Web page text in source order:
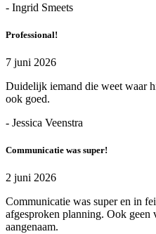
- Ingrid Smeets
Professional!
7 juni 2026
Duidelijk iemand die weet waar
ook goed.
- Jessica Veenstra
Communicatie was super!
2 juni 2026
Communicatie was super en in
afgesproken planning. Ook geen
aangenaam.